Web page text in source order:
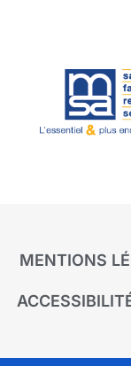
MENTIONS